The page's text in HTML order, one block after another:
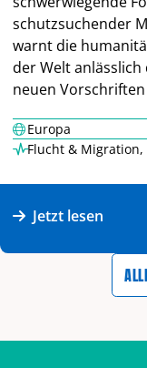
schutzsuchender
warnt die
der Welt
neuen
Europa
Flucht & Migration,
Jetzt lesen